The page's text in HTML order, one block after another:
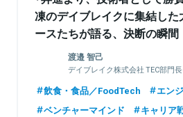
凍のデイブレイクに集結し
ースたちが語る、決断の瞬間
渡邉 智己
デイブレイク株式会社 TEC部門長
飲食・食品／FoodTech
エン
ベンチャーマインド
キャリア